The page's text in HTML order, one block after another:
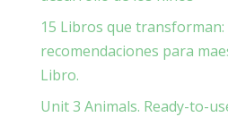
15 Libros que transforman:
recomendaciones para
Libro.
Unit 3 Animals. Ready-to-